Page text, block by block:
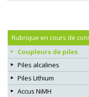
Rubrique en cours de
Coupleurs de piles
Piles alcalines
Piles Lithium
Accus NiMH